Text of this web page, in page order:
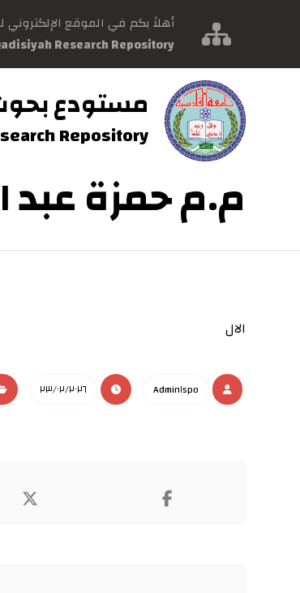
أهلاً بكم في الموقع
Research Repository
مستودع
Repository
م.م حمزة عبد
الال
Admin١spo ٢٣/٠٢/٢٠٢٦